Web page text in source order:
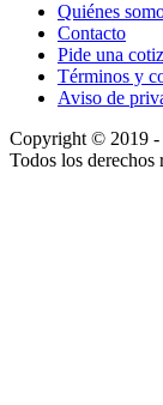
Quiénes
Contacto
Pide una
Términos y
Aviso de
Copyright © 2019 -
Todos los derechos